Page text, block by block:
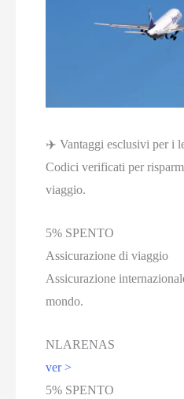
✈️ Vantaggi esclusivi per i
Codici verificati per
viaggio.
5% SPENTO
Assicurazione di viaggio
Assicurazione
mondo.
NLARENAS
ver >
5% SPENTO